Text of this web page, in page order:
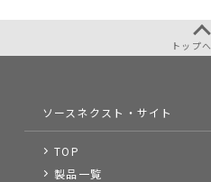
トップ
ソースネクスト・サイト
TOP
製品一覧